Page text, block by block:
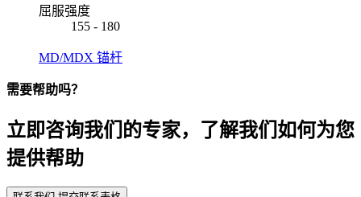
屈服强度
155 - 180
MD/MDX 锚杆
需要帮助吗？
立即咨询我们的专家，了解我们如何为您
提供帮助